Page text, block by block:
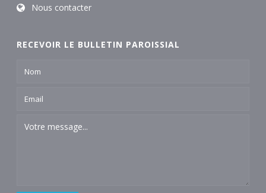
Nous contacter
RECEVOIR LE BULLETIN PAROISSIAL